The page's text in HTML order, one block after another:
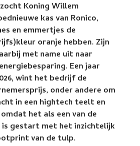
Koning Willem
kas van Ronico,
en emmertjes de
oranje hebben. Zijn
met name uit naar
Een jaar
wint het bedrijf de
onder andere om
in een hightech teelt en
het als een van de
is gestart met het inzichtelijk
van de tulp.